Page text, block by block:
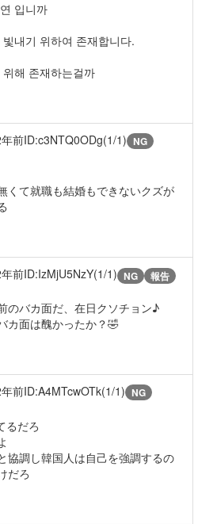
입니까
내기 위하여 존재합니다.
해 존재하는걸까
前ID:c3NTQ0ODg(1/1) NG
くて就職も結婚もできないクズが
前ID:IzMjU5NzY(1/1) NG 報告
のバカ面だ、在日クソチョン♪
カ面は醜かったか？🤣
前ID:A4MTcwOTk(1/1) NG
るだろ
協調し韓国人は自己を強調するの
だろ